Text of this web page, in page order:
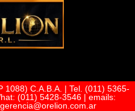
1088) C.A.B.A. | Tel. (011) 5365-
(011) 5428-3546 | emails: